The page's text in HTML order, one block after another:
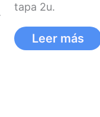
tapa 2u.
Leer más